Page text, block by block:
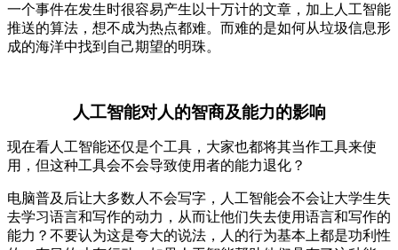
一个事件在发生时很容易产生以十万计的文章，加上人工智能
推送的算法，想不成为热点都难。而难的是如何从垃圾信息形
成的海洋中找到自己期望的明珠。
人工智能对人的智商及能力的影响
现在看人工智能还仅是个工具，大家也都将其当作工具来使
用，但这种工具会不会导致使用者的能力退化？
电脑普及后让大多数人不会写字，人工智能会不会让大学生失
去学习语言和写作的动力，从而让他们失去使用语言和写作的
能力？不要认为这是夸大的说法，人的行为基本上都是功利性